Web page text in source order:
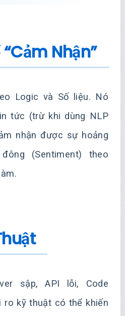
Nhận”
Logic và Số liệu. Nó
tức (trừ khi dùng NLP
nhận được sự hoảng
(Sentiment) theo
sập, API lỗi, Code
ro kỹ thuật có thể khiến